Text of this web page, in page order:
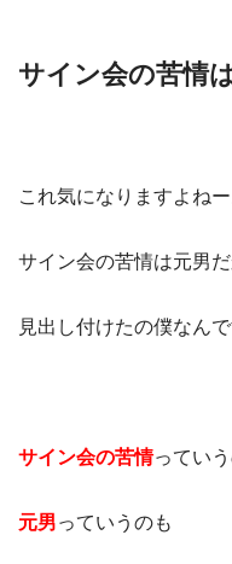
サイン会の苦情
これ気になりますよねー
サイン会の苦情は元男
見出し付けたの僕なんで
サイン会の苦情ってい
元男っていうのも